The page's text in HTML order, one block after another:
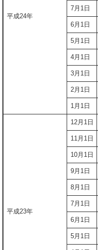
平成24年
7月1日
6月1日
5月1日
4月1日
3月1日
2月1日
1月1日
平成23年
12月1日
11月1日
10月1日
9月1日
8月1日
7月1日
6月1日
5月1日